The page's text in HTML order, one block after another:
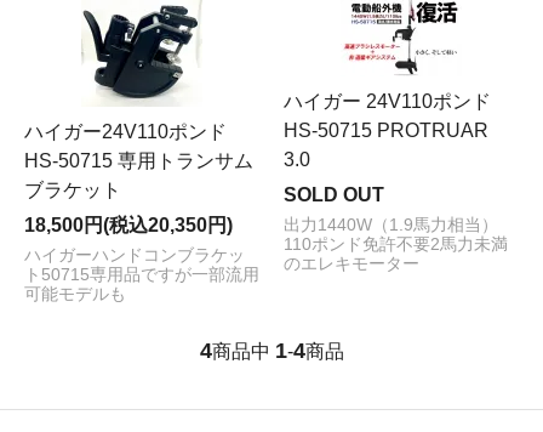
ハイガー24V110ポンド
HS-50715 専用トランサム
ブラケット
18,500円(税込20,350円)
ハイガーハンドコンブラケッ
ト50715専用品ですが一部流用
可能モデルも
ハイガー 24V110ポンド
HS-50715 PROTRUAR
3.0
SOLD OUT
出力1440W（1.9馬力相当）
110ポンド免許不要2馬力未満
のエレキモーター
4商品中 1-4商品